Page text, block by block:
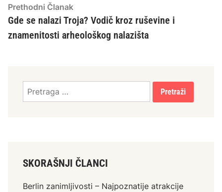
Kretanje
članka
Prethodni ČlanakPrevious
article:
Gde se nalazi Troja? Vodič kroz ruševine i
znamenitosti arheološkog nalazišta
Pretraga
SKORAŠNJI ČLANCI
Berlin zanimljivosti – Najpoznatije atrakcije